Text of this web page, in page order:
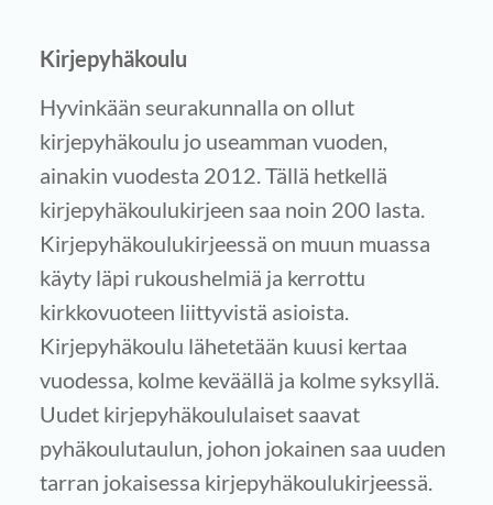
Kirjepyhäkoulu
Hyvinkään seurakunnalla on ollut
kirjepyhäkoulu jo useamman vuoden,
ainakin vuodesta 2012. Tällä hetkellä
kirjepyhäkoulukirjeen saa noin 200 lasta.
Kirjepyhäkoulukirjeessä on muun muassa
käyty läpi rukoushelmiä ja kerrottu
kirkkovuoteen liittyvistä asioista.
Kirjepyhäkoulu lähetetään kuusi kertaa
vuodessa, kolme keväällä ja kolme syksyllä.
Uudet kirjepyhäkoululaiset saavat
pyhäkoulutaulun, johon jokainen saa uuden
tarran jokaisessa kirjepyhäkoulukirjeessä.